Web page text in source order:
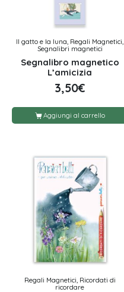
Il gatto e la luna, Regali Magnetici,
Segnalibri magnetici
Segnalibro magnetico
L’amicizia
3,50€
Aggiungi al carrello
Regali Magnetici, Ricordati di
ricordare